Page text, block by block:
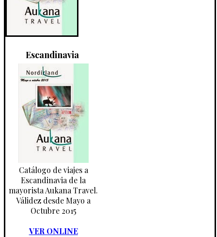
Escandinavia
Catálogo de viajes a
Escandinavia de la
mayorista Aukana Travel.
Válidez desde Mayo a
Octubre 2015
VER ONLINE